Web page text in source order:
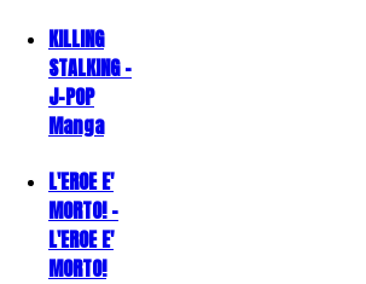
KILLING
STALKING -
J-POP
Manga
L'EROE E'
MORTO! -
L'EROE E'
MORTO!